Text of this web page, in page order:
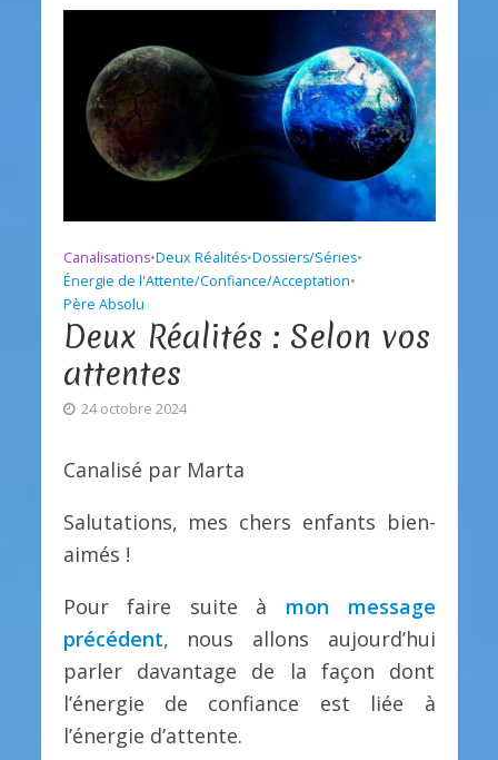
Canalisations•Deux Réalités•Dossiers/Séries•
Énergie de l'Attente/Confiance/Acceptation•
Père Absolu
Deux Réalités : Selon vos
attentes
24 octobre 2024
Canalisé par Marta
Salutations, mes chers enfants bien-
aimés !
Pour faire suite à mon message
précédent, nous allons aujourd’hui
parler davantage de la façon dont
l’énergie de confiance est liée à
l’énergie d’attente.